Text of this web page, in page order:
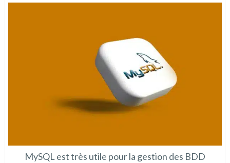
MySQL est très utile pour la gestion des BDD